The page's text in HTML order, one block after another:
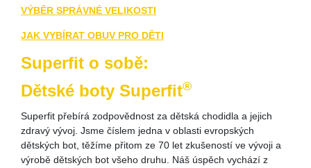
VÝBĚR SPRÁVNÉ VELIKOSTI
JAK VYBÍRAT OBUV PRO DĚTI
Superfit o sobě:
Dětské boty Superfit®
Superfit přebírá zodpovědnost za dětská chodidla a jejich
zdravý vývoj. Jsme číslem jedna v oblasti evropských
dětských bot, těžíme přitom ze 70 let zkušeností ve vývoji a
výrobě dětských bot všeho druhu. Náš úspěch vychází z